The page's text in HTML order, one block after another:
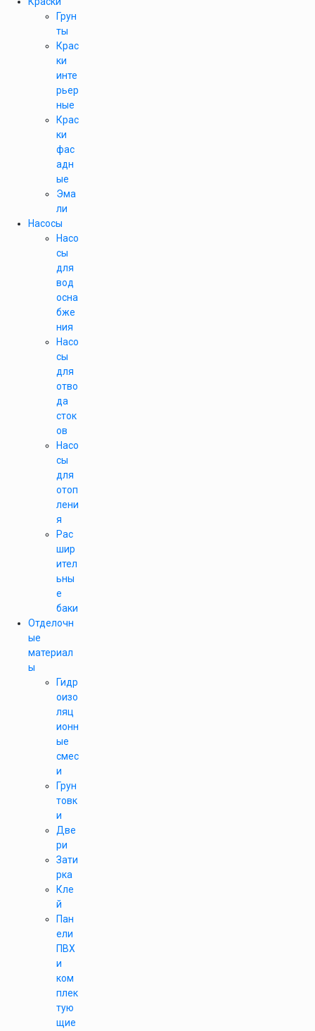
Грун
ты
Крас
ки
инте
рьер
ные
Крас
ки
фас
адн
ые
Эма
ли
Насосы
Насо
сы
для
вод
осна
бже
ния
Насо
сы
для
отво
да
сток
ов
Насо
сы
для
отоп
лени
я
Рас
шир
ител
ьны
е
баки
Отделочн
ые
материал
ы
Гидр
оизо
ляц
ионн
ые
смес
и
Грун
товк
и
Две
ри
Зати
рка
Кле
й
Пан
ели
ПВХ
и
ком
плек
тую
щие